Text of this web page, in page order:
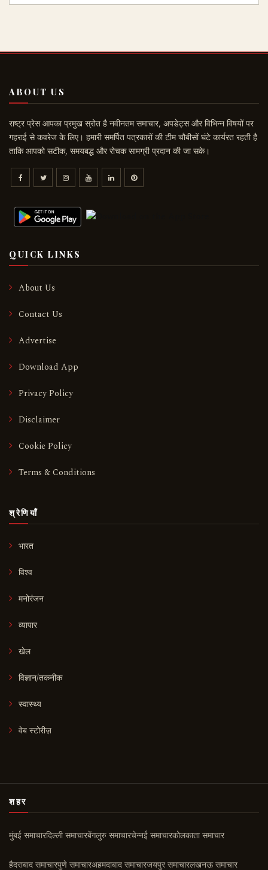
ABOUT US
राष्ट्र प्रेस आपका प्रमुख स्रोत है नवीनतम समाचार, अपडेट्स और विभिन्न विषयों पर
गहराई से कवरेज के लिए। हमारी समर्पित पत्रकारों की टीम चौबीसों घंटे कार्यरत रहती है
ताकि आपको सटीक, समयबद्ध और रोचक सामग्री प्रदान की जा सके।
QUICK LINKS
About Us
Contact Us
Advertise
Download App
Privacy Policy
Disclaimer
Cookie Policy
Terms & Conditions
श्रेणियाँ
भारत
विश्व
मनोरंजन
व्यापार
खेल
विज्ञान/तकनीक
स्वास्थ्य
वेब स्टोरीज़
शहर
मुंबई समाचारदिल्ली समाचारबेंगलुरु समाचारचेन्नई समाचारकोलकाता समाचार
हैदराबाद समाचारपुणे समाचारअहमदाबाद समाचारजयपुर समाचारलखनऊ समाचार